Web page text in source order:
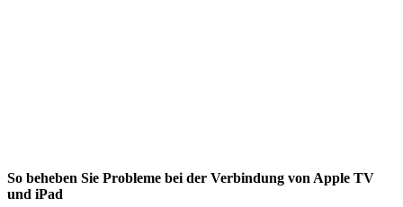
So beheben Sie Probleme bei der Verbindung von Apple TV
und iPad